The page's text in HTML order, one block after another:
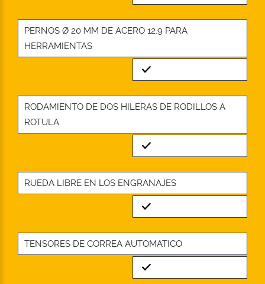
PERNOS Ø 20 MM DE ACERO 12.9 PARA
HERRAMIENTAS
Standard
RODAMIENTO DE DOS HILERAS DE RODILLOS A
ROTULA
Standard
RUEDA LIBRE EN LOS ENGRANAJES
Standard
TENSORES DE CORREA AUTOMATICO
Standard